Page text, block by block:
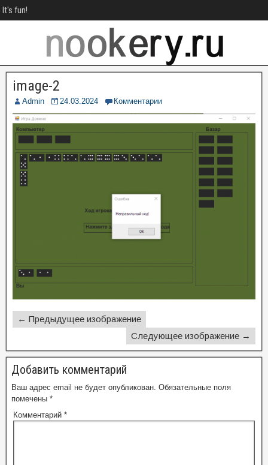
It's fun!
image-2
Admin 24.03.2024 Комментарии
← Предыдущее изображение
Следующее изображение →
Добавить комментарий
Ваш адрес email не будет опубликован. Обязательные поля
помечены *
Комментарий *